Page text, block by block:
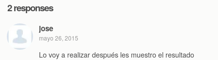
2 responses
jose
mayo 26, 2015
Lo voy a realizar después les muestro el resultado